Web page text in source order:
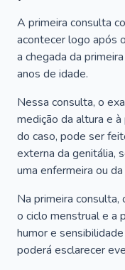
A primeira consulta
acontecer logo após
a chegada da
anos de idade.
Nessa consulta, o
medição da altura e
do caso, pode ser
externa da genitália,
uma enfermeira ou
Na primeira
o ciclo menstrual e a
humor e
poderá esclarecer